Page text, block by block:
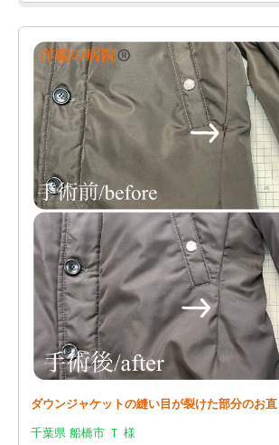
ダウンジャケットの縫い目が裂けた部分のお
千葉県 船橋市 Ｔ 様